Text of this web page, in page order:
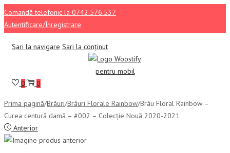
Comandă telefonic la 0742.576.537
Autentificare/Înregistrare
Sari la navigare Sari la conținut
0 0
Prima pagină/Brâuri/Brâuri Florale Rainbow/Brâu Floral Rainbow –
Curea centură damă – #002 – Colecție Nouă 2020-2021
Anterior